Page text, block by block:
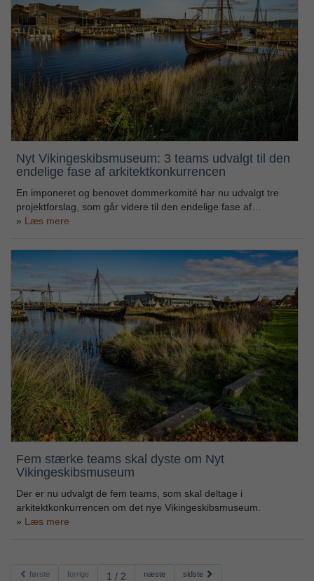
Nyt Vikingeskibsmuseum: 3 teams udvalgt til den
endelige fase af arkitektkonkurrencen
En imponeret og benovet dommerkomité har nu udvalgt tre
projektforslag, som går videre til den endelige fase af…
Læs mere
Fem stærke teams skal dyste om Nyt
Vikingeskibsmuseum
Der er nu udvalgt de fem teams, som skal deltage i
arkitektkonkurrencen om det nye Vikingeskibsmuseum.
Læs mere
første forrige 1 / 2 næste sidste